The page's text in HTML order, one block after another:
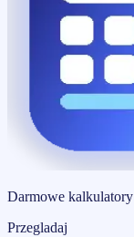
Darmowe
Przegladaj